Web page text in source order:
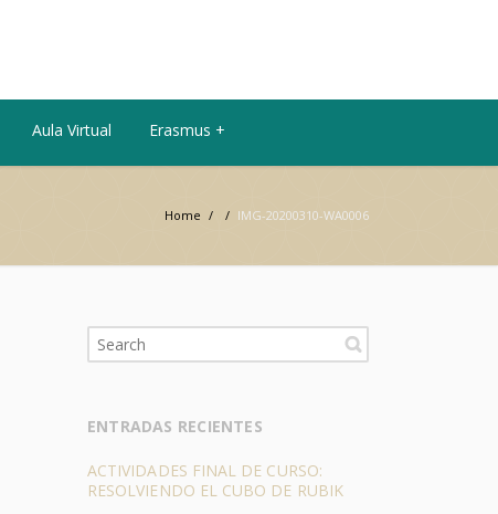
Aula Virtual Erasmus +
Home / / IMG-20200310-WA0006
ENTRADAS RECIENTES
ACTIVIDADES FINAL DE CURSO:
RESOLVIENDO EL CUBO DE RUBIK